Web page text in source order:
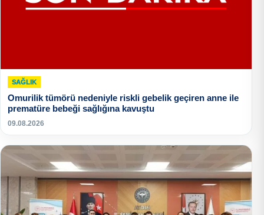
SAĞLIK
Omurilik tümörü nedeniyle riskli gebelik geçiren anne ile
prematüre bebeği sağlığına kavuştu
09.08.2026